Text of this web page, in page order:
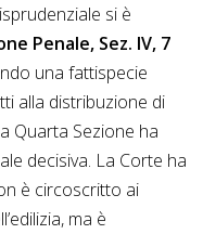
si è
Penale, Sez. IV, 7
una fattispecie
alla distribuzione di
Quarta Sezione ha
decisiva. La Corte ha
è circoscritto ai
ma è